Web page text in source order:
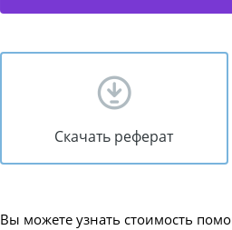
Скачать реферат
Вы можете узнать стоимость